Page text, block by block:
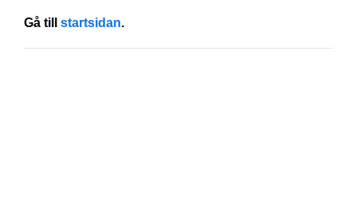
Gå till startsidan.